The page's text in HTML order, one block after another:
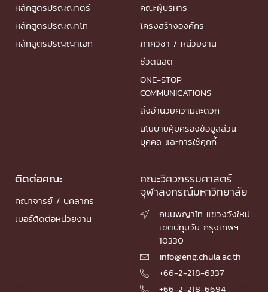
หลักสูตรปริญญาตรี
หลักสูตรปริญญาโท
หลักสูตรปริญญาเอก
คณะผู้บริหาร
โครงสร้างองค์กร
ภาควิชา / หน่วยงาน
ชีวิตนิสิต
ONE-STOP
COMMUNICATIONS
สิ่งอำนวยความสะดวก
นโยบายคุ้มครองข้อมูลส่วน
บุคคล และการใช้คุกกี้
ติดต่อคณะ
คณาจารย์ / บุคลากร
เบอร์ติดต่อหน่วยงาน
คณะวิศวกรรมศาสตร์
จุฬาลงกรณ์มหาวิทยาลัย

ถนนพญาไท แขวงวังใหม่
เขตปทุมวัน กรุงเทพฯ
10330
 info@eng.chula.ac.th
 +66-2-218-6337
 +66-2-218-6694